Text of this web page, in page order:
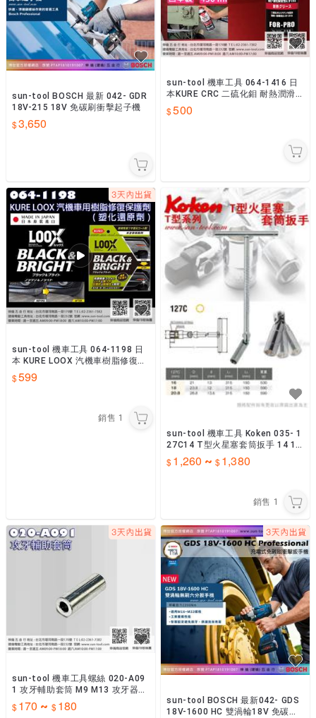
sun-tool BOSCH 最新 042- GDR
18V-215 18V 免碳刷衝擊起子機
3,650
sun-tool 機車工具 064-1416 日
本KURE CRC 二硫化鉬 耐熱潤滑
脂 耐高溫潤滑油
500
sun-tool 機車工具 064-1198 日
本 KURE LOOX 汽機車樹脂修復保
護劑 車用塑料還原劑
599
銷售 1
sun-tool 機車工具 Koken 035- 1
27C14 T型火星塞套筒扳手 14 16
18 20.8mm
1,260 ~ 1,380
銷售 1
sun-tool 機車工具螺絲 020-A09
1 攻牙輔助套筒 M9 M13 攻牙器輔
助襯套 絲攻校正套筒
170 ~ 180
sun-tool BOSCH 最新042- GDS
18V-1600 HC 雙渦輪18V 免碳刷